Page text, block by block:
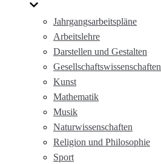
Jahrgangsarbeitspläne
Arbeitslehre
Darstellen und Gestalten
Gesellschaftswissenschaften
Kunst
Mathematik
Musik
Naturwissenschaften
Religion und Philosophie
Sport